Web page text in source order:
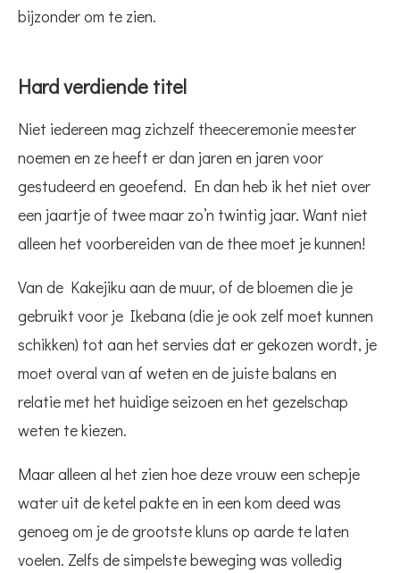
bijzonder om te zien.
Hard verdiende titel
Niet iedereen mag zichzelf theeceremonie meester
noemen en ze heeft er dan jaren en jaren voor
gestudeerd en geoefend. En dan heb ik het niet over
een jaartje of twee maar zo’n twintig jaar. Want niet
alleen het voorbereiden van de thee moet je kunnen!
Van de Kakejiku aan de muur, of de bloemen die je
gebruikt voor je Ikebana (die je ook zelf moet kunnen
schikken) tot aan het servies dat er gekozen wordt, je
moet overal van af weten en de juiste balans en
relatie met het huidige seizoen en het gezelschap
weten te kiezen.
Maar alleen al het zien hoe deze vrouw een schepje
water uit de ketel pakte en in een kom deed was
genoeg om je de grootste kluns op aarde te laten
voelen. Zelfs de simpelste beweging was volledig